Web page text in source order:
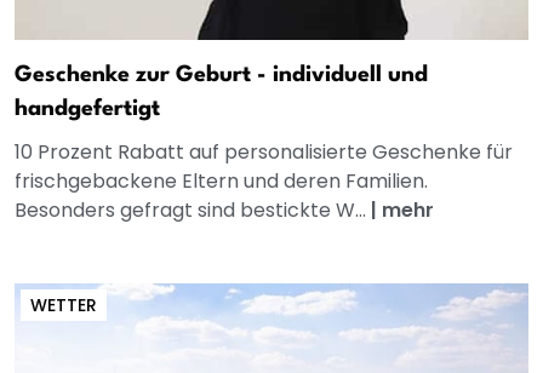
Geschenke zur Geburt - individuell und
handgefertigt
10 Prozent Rabatt auf personalisierte Geschenke für
frischgebackene Eltern und deren Familien.
Besonders gefragt sind bestickte W... | mehr
WETTER